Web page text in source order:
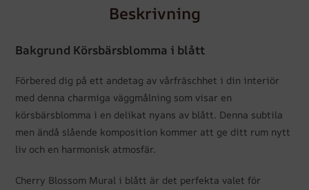
Beskrivning
Bakgrund Körsbärsblomma i blått
Förbered dig på ett andetag av vårfräschhet i din interiör
med denna charmiga väggmålning som visar en
körsbärsblomma i en delikat nyans av blått. Denna subtila
men ändå slående komposition kommer att ge ditt rum nytt
liv och en harmonisk atmosfär.
Cherry Blossom Mural i blått är det perfekta valet för